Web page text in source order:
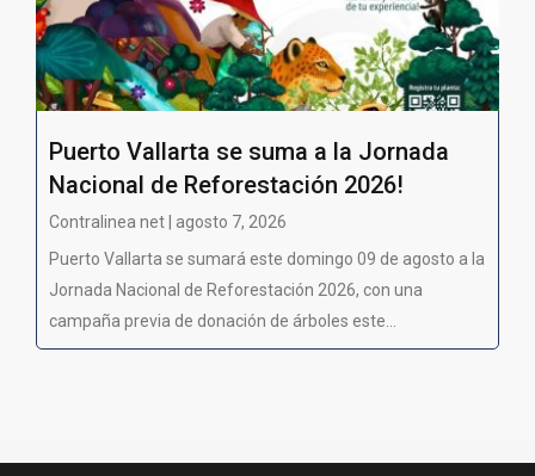
Puerto Vallarta se suma a la Jornada
Nacional de Reforestación 2026!
Contralinea net | agosto 7, 2026
Puerto Vallarta se sumará este domingo 09 de agosto a la
Jornada Nacional de Reforestación 2026, con una
campaña previa de donación de árboles este...